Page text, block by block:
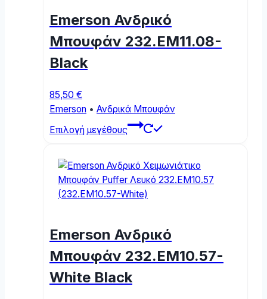
be
chosen
on
Emerson Ανδρικό
Μπουφάν 232.EM11.08-
Black
85,50 €
Emerson • Ανδρικά Μπουφάν
Επιλογή μεγέθους
multiple
variants.
be
chosen
on
Emerson Ανδρικό
Μπουφάν 232.EM10.57-
White Black